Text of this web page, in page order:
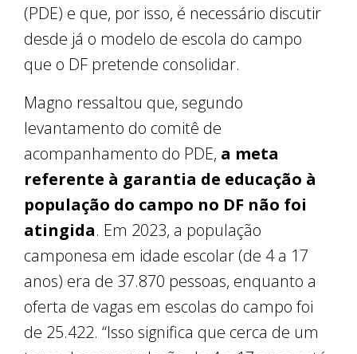
(PDE) e que, por isso, é necessário discutir
desde já o modelo de escola do campo
que o DF pretende consolidar.
Magno ressaltou que, segundo
levantamento do comitê de
acompanhamento do PDE, a meta
referente à garantia de educação à
população do campo no DF não foi
atingida. Em 2023, a população
camponesa em idade escolar (de 4 a 17
anos) era de 37.870 pessoas, enquanto a
oferta de vagas em escolas do campo foi
de 25.422. “Isso significa que cerca de um